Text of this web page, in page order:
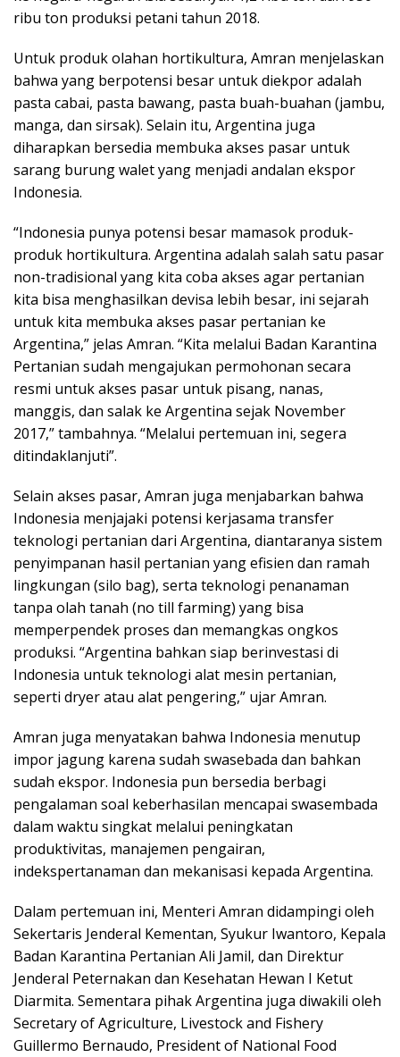
ribu ton produksi petani tahun 2018.
Untuk produk olahan hortikultura, Amran menjelaskan
bahwa yang berpotensi besar untuk diekpor adalah
pasta cabai, pasta bawang, pasta buah-buahan (jambu,
manga, dan sirsak). Selain itu, Argentina juga
diharapkan bersedia membuka akses pasar untuk
sarang burung walet yang menjadi andalan ekspor
Indonesia.
“Indonesia punya potensi besar mamasok produk-
produk hortikultura. Argentina adalah salah satu pasar
non-tradisional yang kita coba akses agar pertanian
kita bisa menghasilkan devisa lebih besar, ini sejarah
untuk kita membuka akses pasar pertanian ke
Argentina,” jelas Amran. “Kita melalui Badan Karantina
Pertanian sudah mengajukan permohonan secara
resmi untuk akses pasar untuk pisang, nanas,
manggis, dan salak ke Argentina sejak November
2017,” tambahnya. “Melalui pertemuan ini, segera
ditindaklanjuti”.
Selain akses pasar, Amran juga menjabarkan bahwa
Indonesia menjajaki potensi kerjasama transfer
teknologi pertanian dari Argentina, diantaranya sistem
penyimpanan hasil pertanian yang efisien dan ramah
lingkungan (silo bag), serta teknologi penanaman
tanpa olah tanah (no till farming) yang bisa
memperpendek proses dan memangkas ongkos
produksi. “Argentina bahkan siap berinvestasi di
Indonesia untuk teknologi alat mesin pertanian,
seperti dryer atau alat pengering,” ujar Amran.
Amran juga menyatakan bahwa Indonesia menutup
impor jagung karena sudah swasebada dan bahkan
sudah ekspor. Indonesia pun bersedia berbagi
pengalaman soal keberhasilan mencapai swasembada
dalam waktu singkat melalui peningkatan
produktivitas, manajemen pengairan,
indekspertanaman dan mekanisasi kepada Argentina.
Dalam pertemuan ini, Menteri Amran didampingi oleh
Sekertaris Jenderal Kementan, Syukur Iwantoro, Kepala
Badan Karantina Pertanian Ali Jamil, dan Direktur
Jenderal Peternakan dan Kesehatan Hewan I Ketut
Diarmita. Sementara pihak Argentina juga diwakili oleh
Secretary of Agriculture, Livestock and Fishery
Guillermo Bernaudo, President of National Food